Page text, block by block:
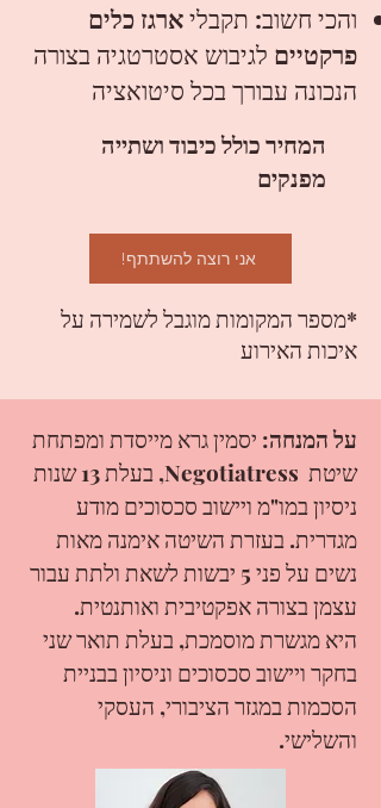
​והכי חשוב: תקבליארגז כלים
פרקטיים לגיבוש אסטרטגיה בצורה
הנכונה עבורך בכל סיטואציה
המחיר כולל כיבוד ושתייה
מפנקים
!אני רוצה להשתתף
*מספר המקומות מוגבל לשמירה על
איכות האירוע
על המנחה: יסמין גרא מייסדת ומפתחת
שיטת Negotiatress, בעלת 13 שנות
ניסיון במו"מ ויישוב סכסוכים מודע
מגדרית. בעזרת השיטה אימנה מאות
נשים על פני 5 יבשות לשאת ולתת עבור
עצמן בצורה אפקטיבית ואותנטית.
היא מגשרת מוסמכת, בעלת תואר שני
בחקר ויישוב סכסוכים וניסיון בבניית
הסכמות במגזר הציבורי, העסקי
והשלישי.